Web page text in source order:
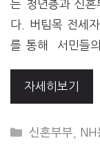
는 청년층과 신혼
다. 버팀목 전세
를 통해 서민들
자세히보기
CATEGORIES
신혼부부 NH